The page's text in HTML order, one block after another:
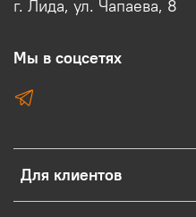
Для клиентов
г. Лида, ул. Чапаева, 8
Мы в соцсетях